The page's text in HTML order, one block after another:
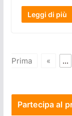
Leggi di più
Prima
« ...
Partecipa al